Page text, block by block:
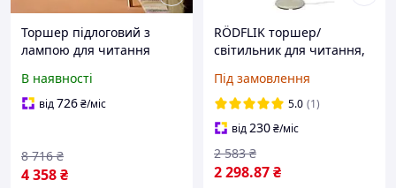
Торшер підлоговий з
лампою для читання
світильник без цоколя,
Дизайнерські торшери
В наявності
від726₴/міс
4 358₴
8 716 ₴
RÖDFLIK торшер/
світильник для читання,
Під замовлення
5.0 (1)
від230₴/міс
2 298.87₴
2 583 ₴